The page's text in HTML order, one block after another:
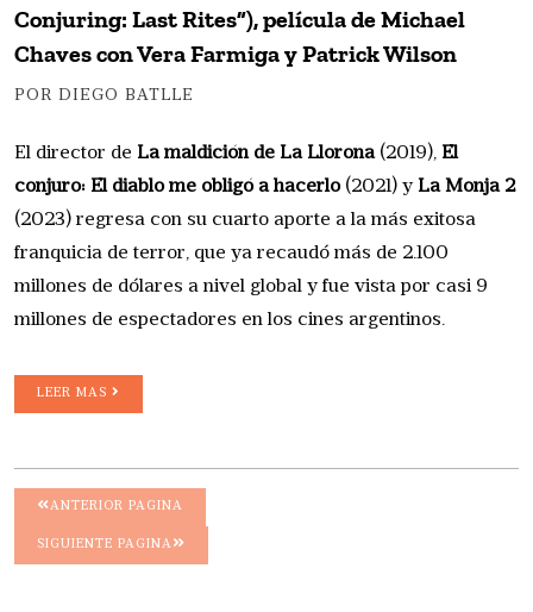
Conjuring: Last Rites”), película de Michael
Chaves con Vera Farmiga y Patrick Wilson
POR DIEGO BATLLE
El director de La maldición de La Llorona(2019), El
conjuro: El diablo me obligó a hacerlo(2021) y La Monja 2
(2023) regresa con su cuarto aporte a la más exitosa
franquicia de terror, que ya recaudó más de 2.100
millones de dólares a nivel global y fue vista por casi 9
millones de espectadores en los cines argentinos.
LEER MAS
ANTERIOR PAGINA
SIGUIENTE PAGINA